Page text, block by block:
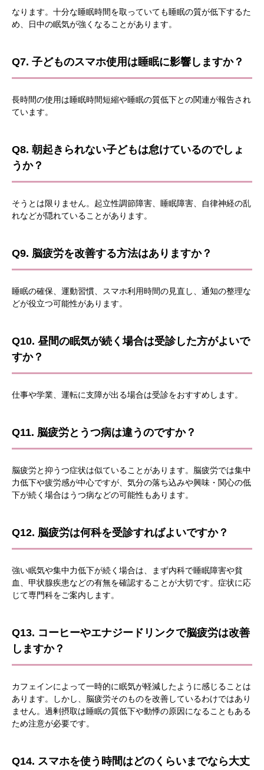
なります。十分な睡眠時間を取っていても睡眠の質が低下するた
め、日中の眠気が強くなることがあります。
Q7. 子どものスマホ使用は睡眠に影響しますか？
長時間の使用は睡眠時間短縮や睡眠の質低下との関連が報告され
ています。
Q8. 朝起きられない子どもは怠けているのでしょ
うか？
そうとは限りません。起立性調節障害、睡眠障害、自律神経の乱
れなどが隠れていることがあります。
Q9. 脳疲労を改善する方法はありますか？
睡眠の確保、運動習慣、スマホ利用時間の見直し、通知の整理な
どが役立つ可能性があります。
Q10. 昼間の眠気が続く場合は受診した方がよいで
すか？
仕事や学業、運転に支障が出る場合は受診をおすすめします。
Q11. 脳疲労とうつ病は違うのですか？
脳疲労と抑うつ症状は似ていることがあります。脳疲労では集中
力低下や疲労感が中心ですが、気分の落ち込みや興味・関心の低
下が続く場合はうつ病などの可能性もあります。
Q12. 脳疲労は何科を受診すればよいですか？
強い眠気や集中力低下が続く場合は、まず内科で睡眠障害や貧
血、甲状腺疾患などの有無を確認することが大切です。症状に応
じて専門科をご案内します。
Q13. コーヒーやエナジードリンクで脳疲労は改善
しますか？
カフェインによって一時的に眠気が軽減したように感じることは
あります。しかし、脳疲労そのものを改善しているわけではあり
ません。過剰摂取は睡眠の質低下や動悸の原因になることもある
ため注意が必要です。
Q14. スマホを使う時間はどのくらいまでなら大丈